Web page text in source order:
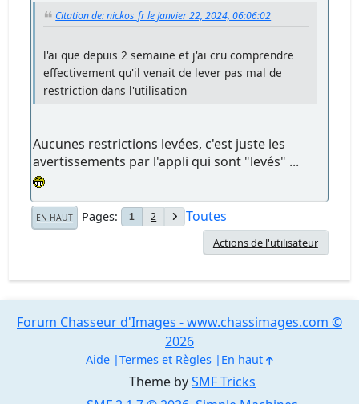
Citation de: nickos_fr le Janvier 22, 2024, 06:06:02
l'ai que depuis 2 semaine et j'ai cru comprendre
effectivement qu'il venait de lever pas mal de
restriction dans l'utilisation
Aucunes restrictions levées, c'est juste les
avertissements par l'appli qui sont "levés" ...
EN HAUT Pages 1 2 Toutes
Actions de l'utilisateur
Theme bySMF Tricks
Forum Chasseur d'Images - www.chassimages.com ©
2026
Aide Termes et Règles En haut